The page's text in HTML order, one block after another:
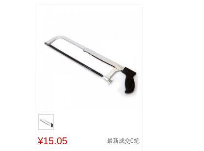
¥15.05 最新成交0笔